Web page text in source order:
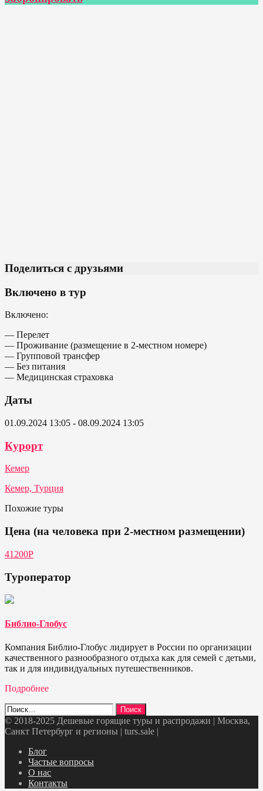
Поделиться с друзьями
Включено в тур
Включено:
— Перелет
— Проживание (размещение в 2-местном номере)
— Групповой трансфер
— Без питания
— Медицинская страховка
Даты
01.09.2024 13:05 - 08.09.2024 13:05
Курорт
Кемер
Кемер, Турция
Похожие туры
Цена (на человека при 2-местном размещении)
41200Р
Туроператор
Библио-Глобус
Компания Библио-Глобус лидирует в России по организации
качественного разнообразного отдыха как для семей с детьми,
так и для индивидуальных путешественников.
Подробнее
Найти:
© 2018-2025 Дешевые горящие туры и распродажи | Москва,
Санкт Петербург и регионы | turs.sale |
Блог
Частые вопросы
О нас
Контакты